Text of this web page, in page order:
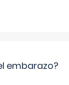
embarazo?